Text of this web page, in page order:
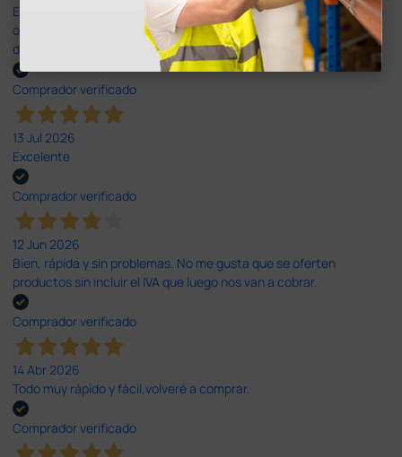
Es fácil hacer el pedido. El producto, bastante mas barato que en
otras plataformas de material médico. Pero el envío cuesta más
del doble que en cualquier otra empresa dentro de España.
Comprador verificado
13 Jul 2026
Excelente
Comprador verificado
12 Jun 2026
Bien, rápida y sin problemas. No me gusta que se oferten
productos sin incluir el IVA que luego nos van a cobrar.
Comprador verificado
14 Abr 2026
Todo muy rápido y fácil,volveré a comprar.
Comprador verificado